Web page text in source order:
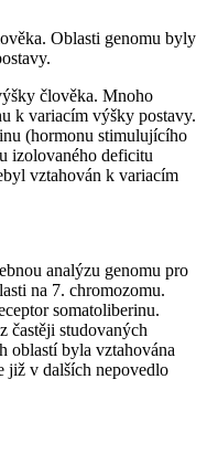
Oblasti genomu byly
člověka. Mnoho
k variacím výšky postavy.
(hormonu stimulujícího
izolovaného deficitu
vztahován k variacím
analýzu genomu pro
na 7. chromozomu.
somatoliberinu.
častěji studovaných
oblastí byla vztahována
již v dalších nepovedlo